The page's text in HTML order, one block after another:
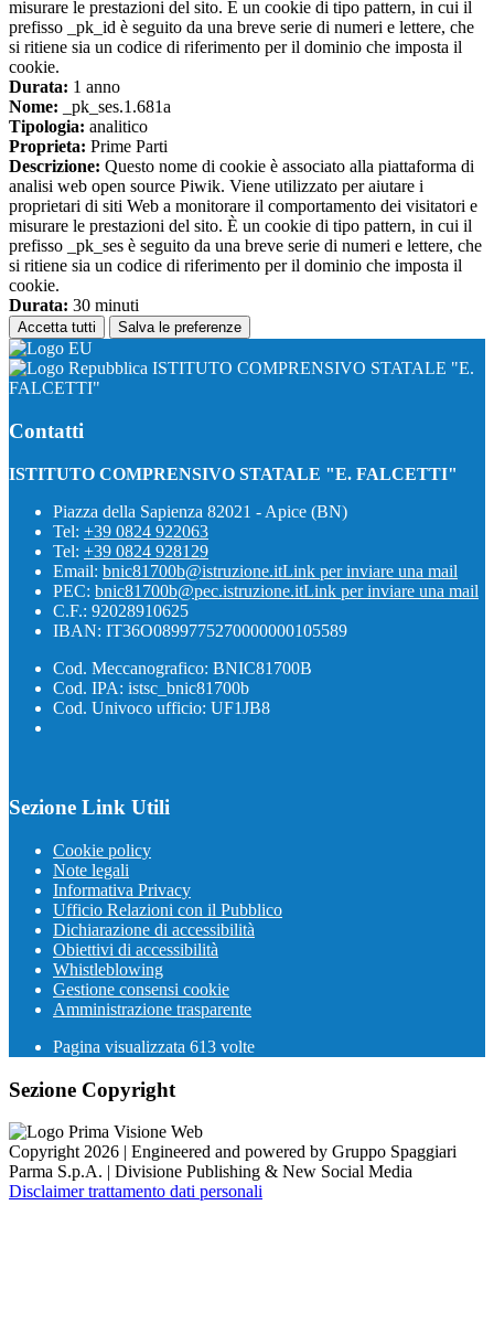
misurare le prestazioni del sito. È un cookie di tipo pattern, in cui il
prefisso _pk_id è seguito da una breve serie di numeri e lettere, che
si ritiene sia un codice di riferimento per il dominio che imposta il
cookie.
Durata: 1 anno
Nome: _pk_ses.1.681a
Tipologia: analitico
Proprieta: Prime Parti
Descrizione: Questo nome di cookie è associato alla piattaforma di
analisi web open source Piwik. Viene utilizzato per aiutare i
proprietari di siti Web a monitorare il comportamento dei visitatori e
misurare le prestazioni del sito. È un cookie di tipo pattern, in cui il
prefisso _pk_ses è seguito da una breve serie di numeri e lettere, che
si ritiene sia un codice di riferimento per il dominio che imposta il
cookie.
Durata: 30 minuti
Accetta tutti Salva le preferenze
ISTITUTO COMPRENSIVO STATALE "E.
FALCETTI"
Contatti
ISTITUTO COMPRENSIVO STATALE "E. FALCETTI"
Piazza della Sapienza 82021 - Apice (BN)
Tel: +39 0824 922063
Tel: +39 0824 928129
Email: bnic81700b@istruzione.itLink per inviare una mail
PEC: bnic81700b@pec.istruzione.itLink per inviare una mail
C.F.: 92028910625
IBAN: IT36O0899775270000000105589
Cod. Meccanografico: BNIC81700B
Cod. IPA: istsc_bnic81700b
Cod. Univoco ufficio: UF1JB8
Sezione Link Utili
Cookie policy
Note legali
Informativa Privacy
Ufficio Relazioni con il Pubblico
Dichiarazione di accessibilità
Obiettivi di accessibilità
Whistleblowing
Gestione consensi cookie
Amministrazione trasparente
Pagina visualizzata 613 volte
Sezione Copyright
Copyright 2026 | Engineered and powered by Gruppo Spaggiari
Parma S.p.A. | Divisione Publishing & New Social Media
Disclaimer trattamento dati personali